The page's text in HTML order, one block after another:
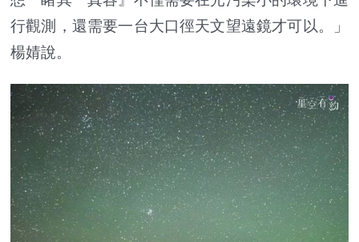
行觀測，還需要一台大口徑天文望遠鏡才可以。」
楊婧說。